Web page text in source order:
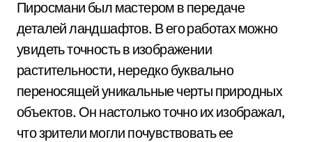
Пиросмани был мастером в передаче
деталей ландшафтов. В его работах можно
увидеть точность в изображении
растительности, нередко буквально
переносящей уникальные черты природных
объектов. Он настолько точно их изображал,
что зрители могли почувствовать ее